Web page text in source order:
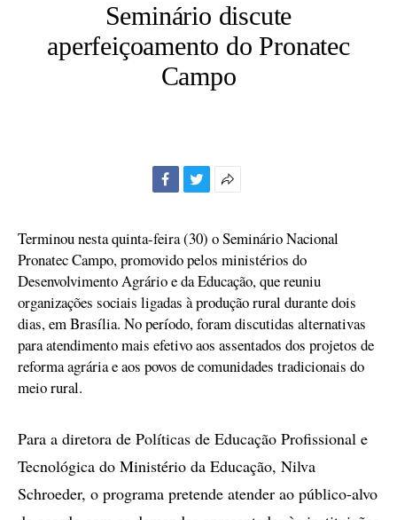
Seminário discute
aperfeiçoamento do Pronatec
Campo
compartilhamento
Terminou nesta quinta-feira (30) o Seminário Nacional
Pronatec Campo, promovido pelos ministérios do
Desenvolvimento Agrário e da Educação, que reuniu
organizações sociais ligadas à produção rural durante dois
dias, em Brasília. No período, foram discutidas alternativas
para atendimento mais efetivo aos assentados dos projetos de
reforma agrária e aos povos de comunidades tradicionais do
meio rural.
Para a diretora de Políticas de Educação Profissional e
Tecnológica do Ministério da Educação, Nilva
Schroeder, o programa pretende atender ao público-alvo